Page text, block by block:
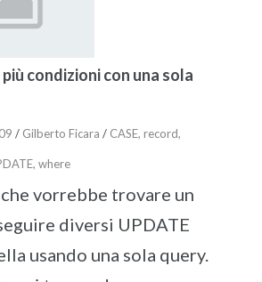
condizioni con una sola
/ Gilberto Ficara / CASE, record,
, where
vorrebbe trovare un
diversi UPDATE
usando una sola query.